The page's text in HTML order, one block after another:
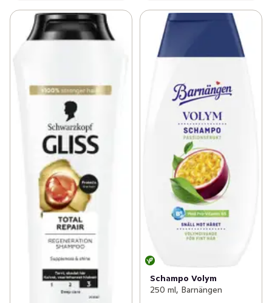
Schampo Volym
250 ml, Barnängen